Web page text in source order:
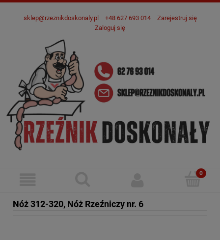
sklep@rzeznikdoskonaly.pl +48 627 693 014
Zarejestruj się
Zaloguj się
Nóż 312-320, Nóż Rzeźniczy nr. 6